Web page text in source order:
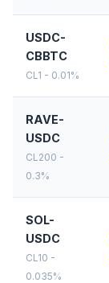
USDC-
CBBTC
CL1 - 0.01%
RAVE-
USDC
CL200 -
0.3%
SOL-
USDC
CL10 -
0.035%